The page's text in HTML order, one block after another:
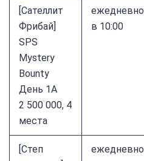
[Cателлит
Фрибай]
SPS
Mystery
Bounty
День 1A
2 500 000, 4
места
ежедневно
в 10:00
[Степ
ежедневно